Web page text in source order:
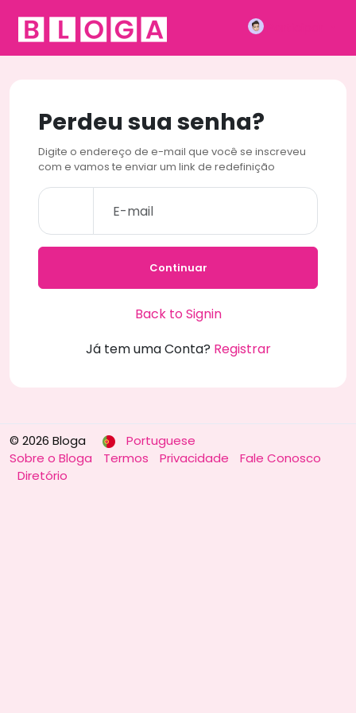
Perdeu sua senha?
Digite o endereço de e-mail que você se inscreveu
com e vamos te enviar um link de redefinição
Continuar
Back to Signin
Já tem uma Conta? Registrar
© 2026 Bloga
Portuguese
Sobre o Bloga
Termos Privacidade
Fale Conosco
Diretório